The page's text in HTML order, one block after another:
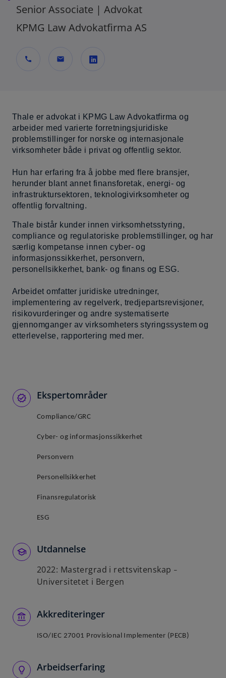
Senior Associate | Advokat
KPMG Law Advokatfirma AS
call mail
n
s
i
n
n
e
w
t
a
b
Thale er advokat i KPMG Law Advokatfirma og
arbeider med varierte forretningsjuridiske
problemstillinger for norske og internasjonale
virksomheter både i privat og offentlig sektor.
Hun har erfaring fra å jobbe med flere bransjer,
herunder blant annet finansforetak, energi- og
infrastruktursektoren, teknologivirksomheter og
offentlig forvaltning.
Thale bistår kunder innen virksomhetsstyring,
compliance og regulatoriske problemstillinger, og har
særlig kompetanse innen cyber- og
informasjonssikkerhet, personvern,
personellsikkerhet, bank- og finans og ESG.
Arbeidet omfatter juridiske utredninger,
implementering av regelverk, tredjepartsrevisjoner,
risikovurderinger og andre systematiserte
gjennomganger av virksomheters styringssystem og
etterlevelse, rapportering med mer.
Ekspertområder
Compliance/GRC
Cyber- og informasjonssikkerhet
Personvern
Personellsikkerhet
Finansregulatorisk
ESG
Utdannelse
2022: Mastergrad i rettsvitenskap –
Universitetet i Bergen
Akkrediteringer
ISO/IEC 27001 Provisional Implementer (PECB)
Arbeidserfaring